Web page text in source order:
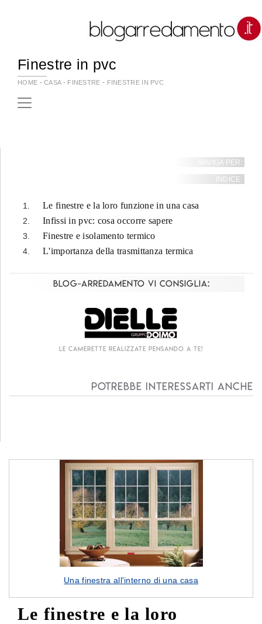
Finestre in pvc
HOME -CASA- FINESTRE - FINESTRE IN PVC
Una finestra all'interno di una casa
Le finestre e la loro
NAVIGA PER:
INDICE:
Le finestre e la loro funzione in una casa
Infissi in pvc: cosa occorre sapere
Finestre e isolamento termico
L'importanza della trasmittanza termica
Blog-Arredamento vi consiglia:
Le camerette realizzate pensando a te!
Potrebbe interessarti anche